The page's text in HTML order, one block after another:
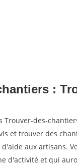
:
des-
et trouver des
aux artisans.
d'activité et qui